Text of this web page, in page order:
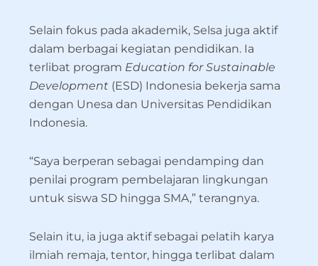
Selain fokus pada akademik, Selsa juga aktif
dalam berbagai kegiatan pendidikan. Ia
terlibat program Education for Sustainable
Development (ESD) Indonesia bekerja sama
dengan Unesa dan Universitas Pendidikan
Indonesia.
“Saya berperan sebagai pendamping dan
penilai program pembelajaran lingkungan
untuk siswa SD hingga SMA,” terangnya.
Selain itu, ia juga aktif sebagai pelatih karya
ilmiah remaja, tentor, hingga terlibat dalam